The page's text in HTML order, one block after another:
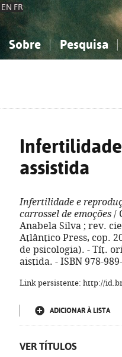
EN FR
Sobre Pesquisa
assistida
Infertilidade e
carrossel de emoções /
Anabela Silva ; rev.
Atlântico Press, cop.
de psicologia). - Tít.
aistida. - ISBN 978-
Link persistente: http://
ADICIONAR À LISTA
VER TÍTULOS